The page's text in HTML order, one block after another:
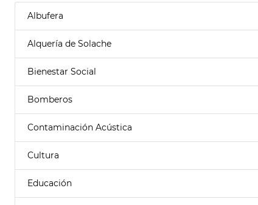
Albufera
Alquería de Solache
Bienestar Social
Bomberos
Contaminación Acústica
Cultura
Educación